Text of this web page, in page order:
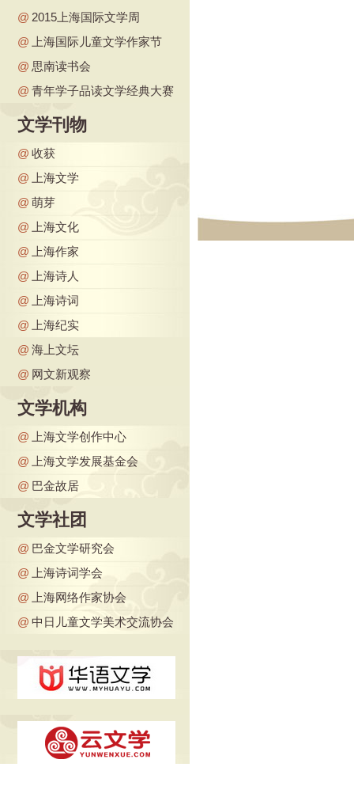
@ 2015上海国际文学周
@
上海国际儿童文学作家节
@ 思南读书会
@ 青年学子品读文学经典大赛
文学刊物
@ 收获
@
上海文学
@ 萌芽
@
上海文化
@
上海作家
@
上海诗人
@
上海诗词
@
上海纪实
@ 海上文坛
@ 网文新观察
文学机构
@
上海文学创作中心
@
上海文学发展基金会
@ 巴金故居
文学社团
@ 巴金文学研究会
@
上海诗词学会
@
上海网络作家协会
@ 中日儿童文学美术交流协会